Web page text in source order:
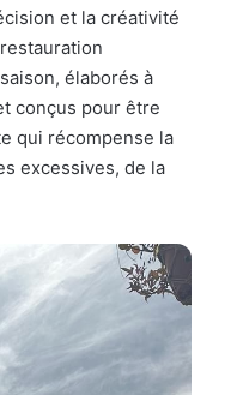
et la créativité
élaborés à
conçus pour être
qui récompense la
excessives, de la